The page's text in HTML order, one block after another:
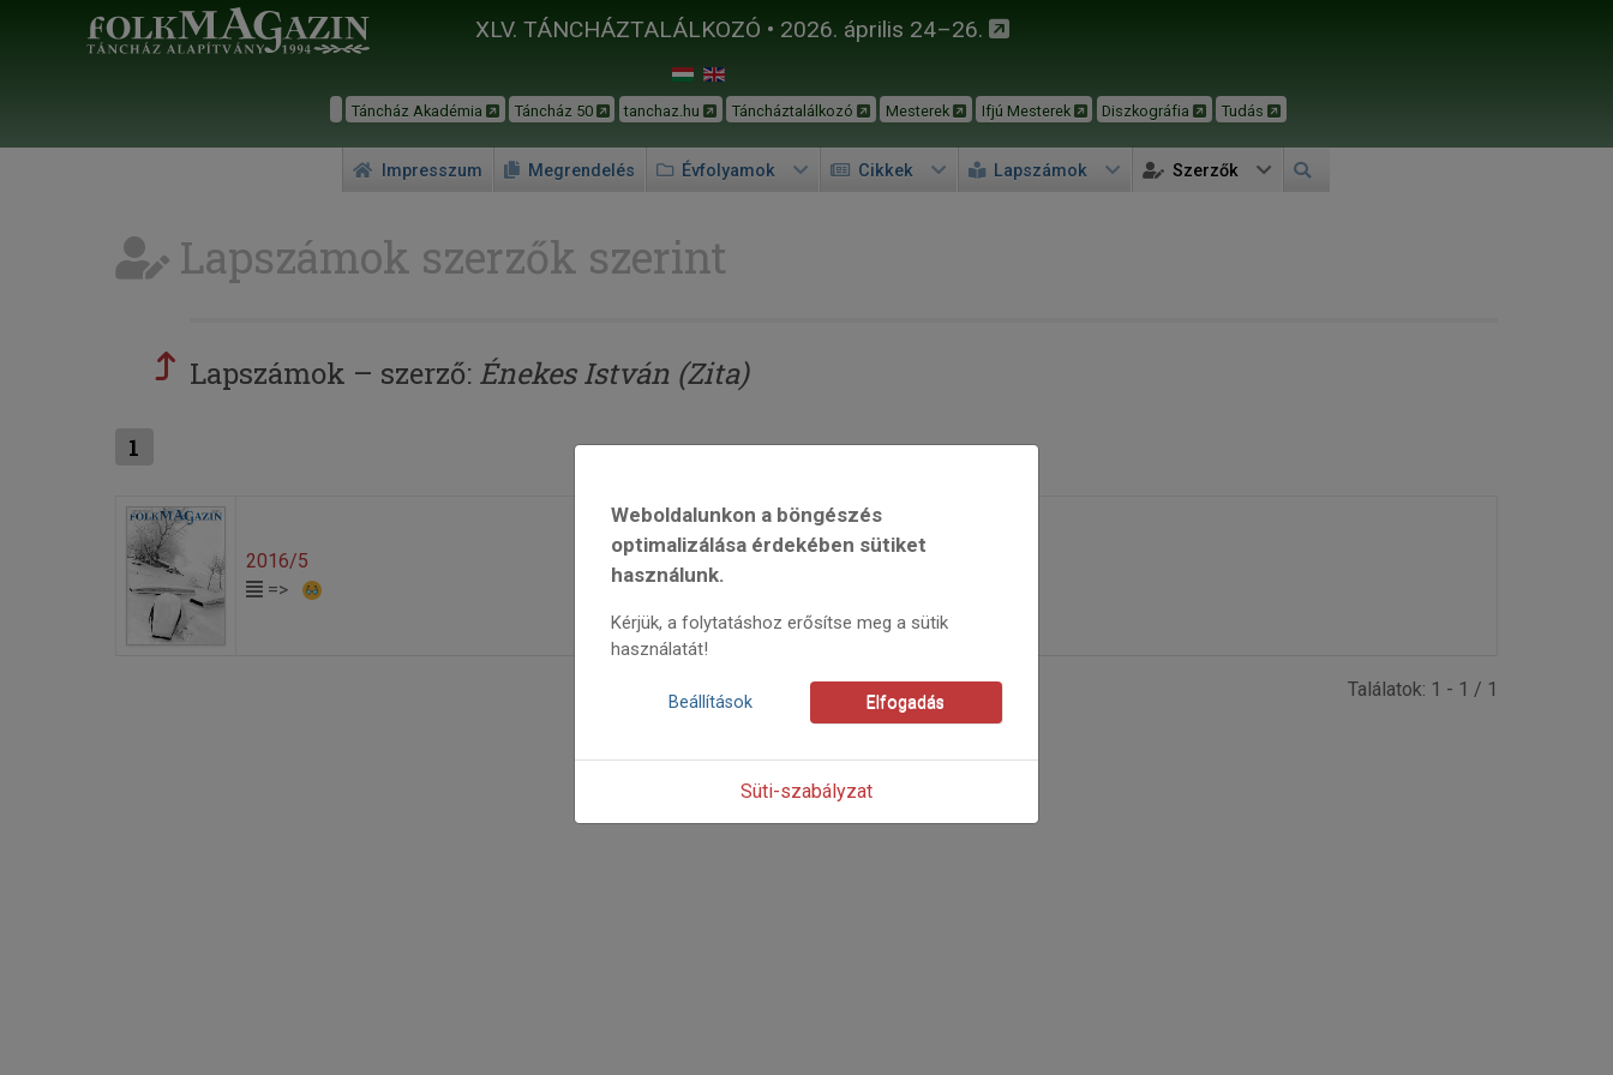
XLV. TÁNCHÁZTALÁLKOZÓ • 2026. április 24–26.
Táncház Akadémia Táncház 50 tanchaz.hu Táncháztalálkozó Mesterek Ifjú Mesterek Diszkográfia Tudás
Impresszum Megrendelés Évfolyamok Cikkek Lapszámok Szerzők
Lapszámok szerzők szerint
Lapszámok – szerző: Énekes István (Zita)
1
2016/5
=>
Találatok: 1 - 1 / 1
Weboldalunkon a böngészés
optimalizálása érdekében sütiket
használunk.
Kérjük, a folytatáshoz erősítse meg a sütik
használatát!
Beállítások Elfogadás
Süti-szabályzat